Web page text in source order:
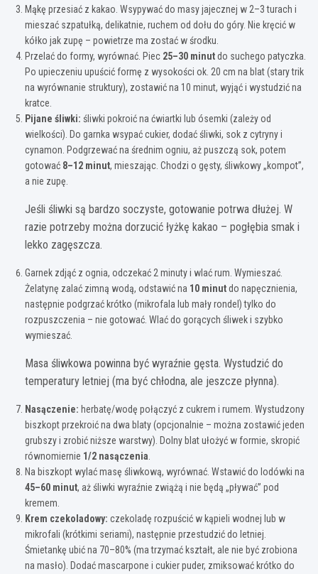
Mąkę przesiać z kakao. Wsypywać do masy jajecznej w 2–3 turach i
mieszać szpatułką, delikatnie, ruchem od dołu do góry. Nie kręcić w
kółko jak zupę – powietrze ma zostać w środku.
Przelać do formy, wyrównać. Piec 25–30 minutdo suchego patyczka.
Po upieczeniu upuścić formę z wysokości ok. 20 cm na blat (stary trik
na wyrównanie struktury), zostawić na 10 minut, wyjąć i wystudzić na
kratce.
Pijane śliwki: śliwki pokroić na ćwiartki lub ósemki (zależy od
wielkości). Do garnka wsypać cukier, dodać śliwki, sok z cytryny i
cynamon. Podgrzewać na średnim ogniu, aż puszczą sok, potem
gotować 8–12 minut, mieszając. Chodzi o gęsty, śliwkowy „kompot”,
a nie zupę.
Jeśli śliwki są bardzo soczyste, gotowanie potrwa dłużej. W
razie potrzeby można dorzucić łyżkę kakao – pogłębia smak i
lekko zagęszcza.
Garnek zdjąć z ognia, odczekać 2 minuty i wlać rum. Wymieszać.
Żelatynę zalać zimną wodą, odstawić na 10 minutdo napęcznienia,
następnie podgrzać krótko (mikrofala lub mały rondel) tylko do
rozpuszczenia – nie gotować. Wlać do gorących śliwek i szybko
wymieszać.
Masa śliwkowa powinna być wyraźnie gęsta. Wystudzić do
temperatury letniej (ma być chłodna, ale jeszcze płynna).
Nasączenie: herbatę/wodę połączyć z cukrem i rumem. Wystudzony
biszkopt przekroić na dwa blaty (opcjonalnie – można zostawić jeden
grubszy i zrobić niższe warstwy). Dolny blat ułożyć w formie, skropić
równomiernie 1/2 nasączenia
Na biszkopt wylać masę śliwkową, wyrównać. Wstawić do lodówki na
45–60 minut, aż śliwki wyraźnie zwiążą i nie będą „pływać” pod
kremem.
Krem czekoladowy: czekoladę rozpuścić w kąpieli wodnej lub w
mikrofali (krótkimi seriami), następnie przestudzić do letniej.
Śmietankę ubić na 70–80% (ma trzymać kształt, ale nie być zrobiona
na masło). Dodać mascarpone i cukier puder, zmiksować krótko do